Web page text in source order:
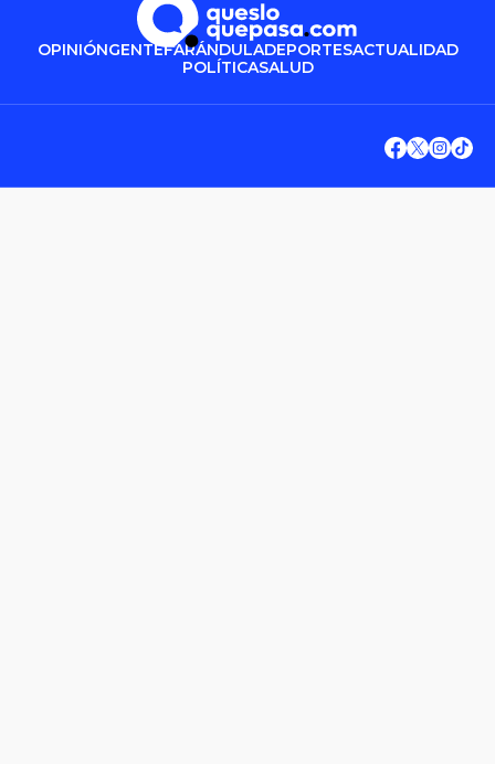
OPINIÓNGENTEFARÁNDULADEPORTESACTUALIDAD
POLÍTICASALUD